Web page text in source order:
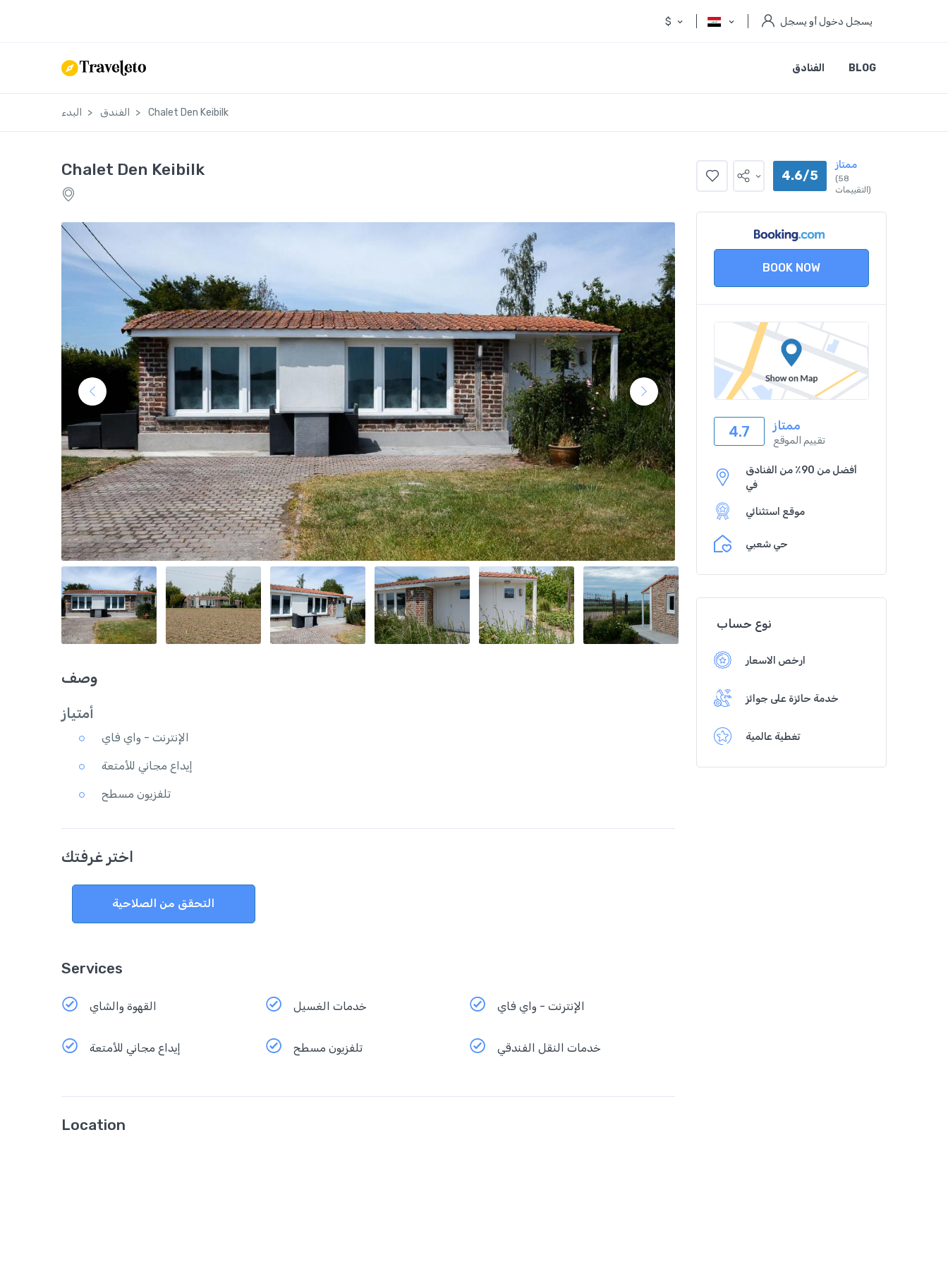
$ يسجل دخول أو يسجل
الفنادق BLOG
البدء الفندق Chalet Den Keibilk
Chalet Den Keibilk
وصف
أمتياز
الإنترنت - واي فاي
إيداع مجاني للأمتعة
تلفزيون مسطح
اختر غرفتك
التحقق من الصلاحية
Services
القهوة والشاي خدمات الغسيل الإنترنت - واي فاي
إيداع مجاني للأمتعة تلفزيون مسطح خدمات النقل الفندقي
Location
4.6/5
ممتاز
(58
التقييمات)
BOOK NOW
4.7 ممتاز
تقييم الموقع
أفضل من 90٪ من الفنادق
في
موقع استثنائي
حي شعبي
نوع حساب
ارخص الاسعار
خدمة حائزة على جوائز
تغطية عالمية